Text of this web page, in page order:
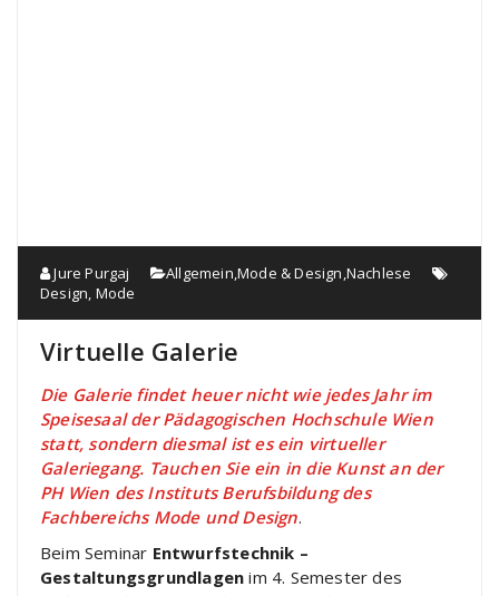
Jure Purgaj Allgemein,Mode & Design,Nachlese
Design, Mode
Virtuelle Galerie
Die Galerie findet heuer nicht wie jedes Jahr im
Speisesaal der Pädagogischen Hochschule Wien
statt, sondern diesmal ist es ein virtueller
Galeriegang. Tauchen Sie ein in die Kunst an der
PH Wien des Instituts Berufsbildung des
Fachbereichs Mode und Design.
Beim Seminar Entwurfstechnik –
Gestaltungsgrundlagen im 4. Semester des